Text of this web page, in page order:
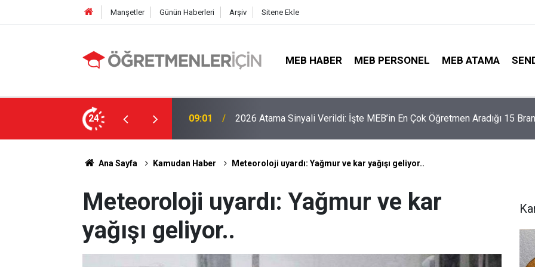
Manşetler Günün Haberleri Arşiv Sitene Ekle
MEB HABER MEB PERSONEL MEB ATAMA
24
En Çok Öğretmen Aradığı 15 Branş! 19:00
LGS Nakillerinde Büyük Risk: Gözde Liselerde Kontenjanlar Bitti, Rekabet
Tavan Yaptı!
Ana Sayfa Kamudan Haber Meteoroloji uyardı: Yağmur ve kar yağışı geliyor..
Meteoroloji uyardı: Yağmur ve kar
yağışı geliyor..